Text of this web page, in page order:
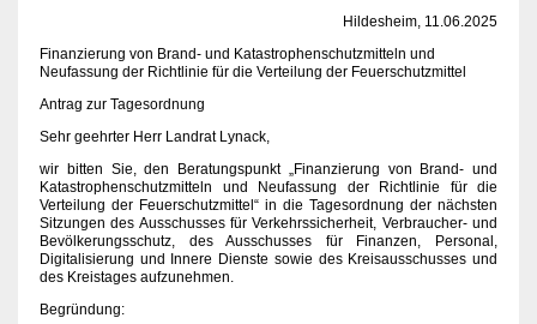
Hildesheim, 11.06.2025
Finanzierung von Brand- und Katastrophenschutzmitteln und
Neufassung der Richtlinie für die Verteilung der Feuerschutzmittel
Antrag zur Tagesordnung
Sehr geehrter Herr Landrat Lynack,
wir bitten Sie, den Beratungspunkt „Finanzierung von Brand- und
Katastrophenschutzmitteln und Neufassung der Richtlinie für die
Verteilung der Feuerschutzmittel “ in die Tagesordnung der nächsten
Sitzungen des Ausschusses für Verkehrssicherheit, Verbraucher- und
Bevölkerungsschutz, des Ausschusses für Finanzen, Personal,
Digitalisierung und Innere Dienste sowie des Kreisausschusses und
des Kreistages aufzunehmen.
Begründung: